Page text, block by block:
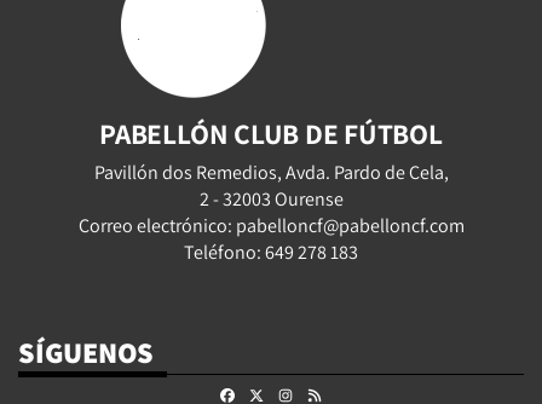
PABELLÓN CLUB DE FÚTBOL
Pavillón dos Remedios, Avda. Pardo de Cela,
2 - 32003 Ourense
Correo electrónico: pabelloncf@pabelloncf.com
Teléfono: 649 278 183
SÍGUENOS
FacebookInstagram